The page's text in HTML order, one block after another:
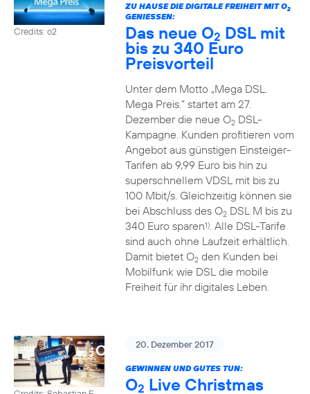
Credits: o2
ZU HAUSE DIE DIGITALE FREIHEIT MIT O2
GENIESSEN:
Das neue O2 DSL mit
bis zu 340 Euro
Preisvorteil
Unter dem Motto „Mega DSL.
Mega Preis.” startet am 27.
Dezember die neue O2DSL-
Kampagne. Kunden profitieren vom
Angebot aus günstigen Einsteiger-
Tarifen ab 9,99 Euro bis hin zu
superschnellem VDSL mit bis zu
100 Mbit/s. Gleichzeitig können sie
bei Abschluss des O2DSL M bis zu
340 Euro sparen1). Alle DSL-Tarife
sind auch ohne Laufzeit erhältlich.
Damit bietet O2den Kunden bei
Mobilfunk wie DSL die mobile
Freiheit für ihr digitales Leben.
20. Dezember 2017
GEWINNEN UND GUTES TUN:
O2 Live Christmas